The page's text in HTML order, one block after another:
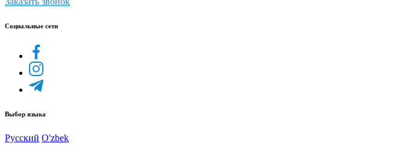
Социальные сети
Выбор языка
Русский O'zbek